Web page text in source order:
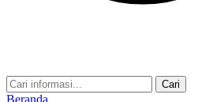
Cari
Beranda